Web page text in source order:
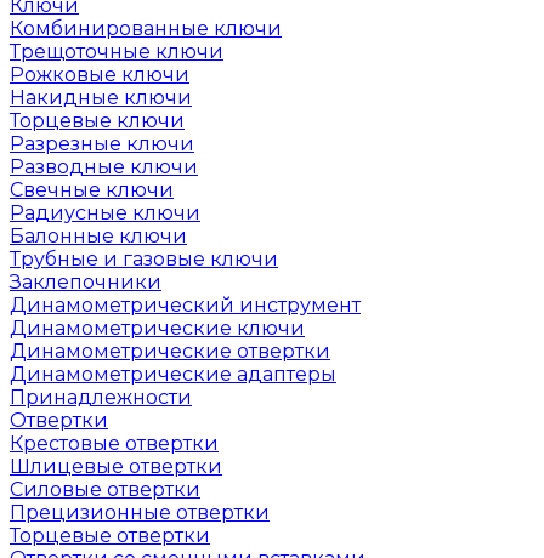
Ключи
Комбинированные ключи
Трещоточные ключи
Рожковые ключи
Накидные ключи
Торцевые ключи
Разрезные ключи
Разводные ключи
Свечные ключи
Радиусные ключи
Балонные ключи
Трубные и газовые ключи
Заклепочники
Динамометрический инструмент
Динамометрические ключи
Динамометрические отвертки
Динамометрические адаптеры
Принадлежности
Отвертки
Крестовые отвертки
Шлицевые отвертки
Силовые отвертки
Прецизионные отвертки
Торцевые отвертки